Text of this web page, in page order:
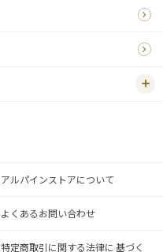
アルパインストアについて
よくあるお問い合わせ
特定商取引に関する法律に 基づく